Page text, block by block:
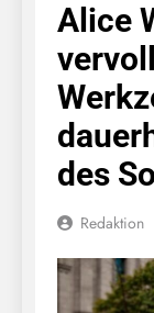
Alice
des
Redaktion